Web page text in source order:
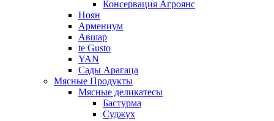
Консервация Агроянс
Ноян
Армениум
Авшар
te Gusto
YAN
Сады Арагаца
Мясные Продукты
Мясные деликатесы
Бастурма
Суджух